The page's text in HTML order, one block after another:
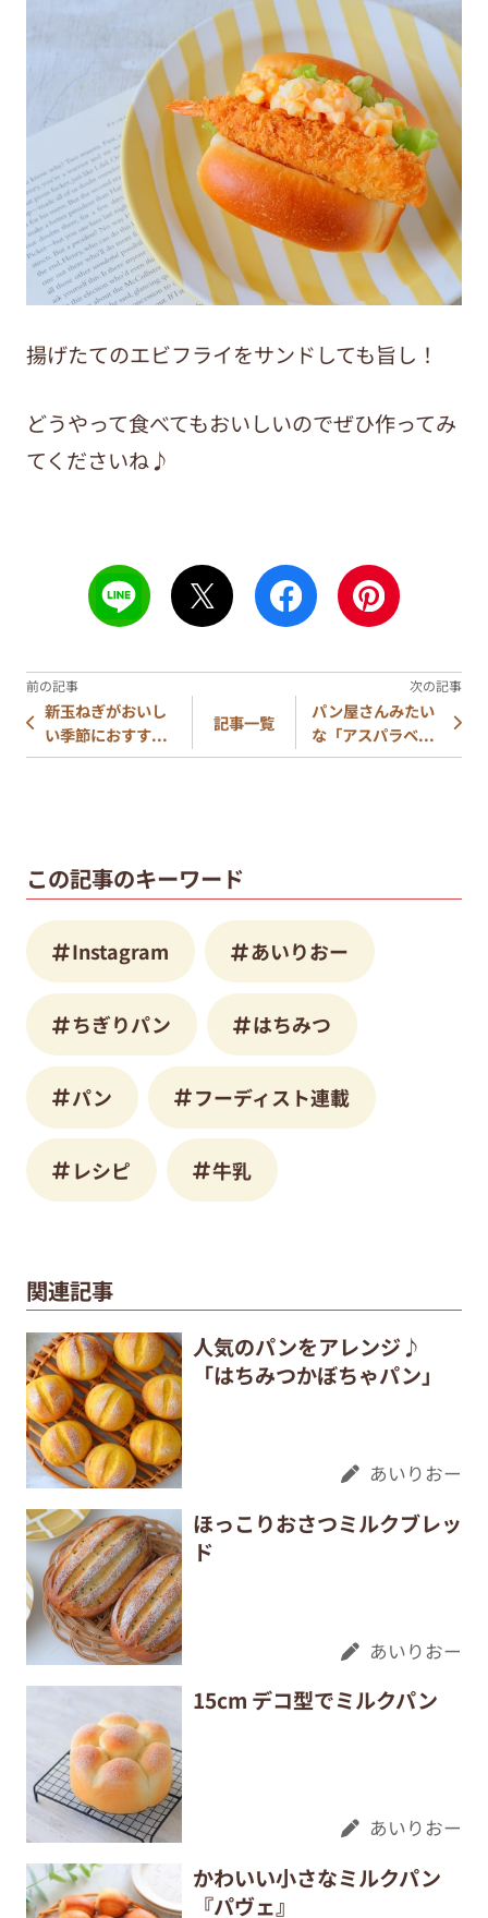
揚げたてのエビフライをサンドしても旨し！
どうやって食べてもおいしいのでぜひ作ってみ
てくださいね♪
新玉ねぎがおいし
い季節におすす...
記事一覧
パン屋さんみたい
な「アスパラベ...
この記事のキーワード
Instagram あいりおー
ちぎりパン はちみつ
パン フーディスト連載
レシピ 牛乳
関連記事
人気のパンをアレンジ♪
「はちみつかぼちゃパン」
あいりおー
ほっこりおさつミルクブレッ
ド
あいりおー
15cm デコ型でミルクパン
あいりおー
かわいい小さなミルクパン
『パヴェ』